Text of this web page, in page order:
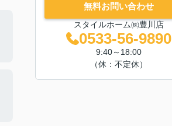
無料お問い合わせ
スタイルホーム㈱豊川店
0533-56-9890
9:40～18:00
（休：不定休）